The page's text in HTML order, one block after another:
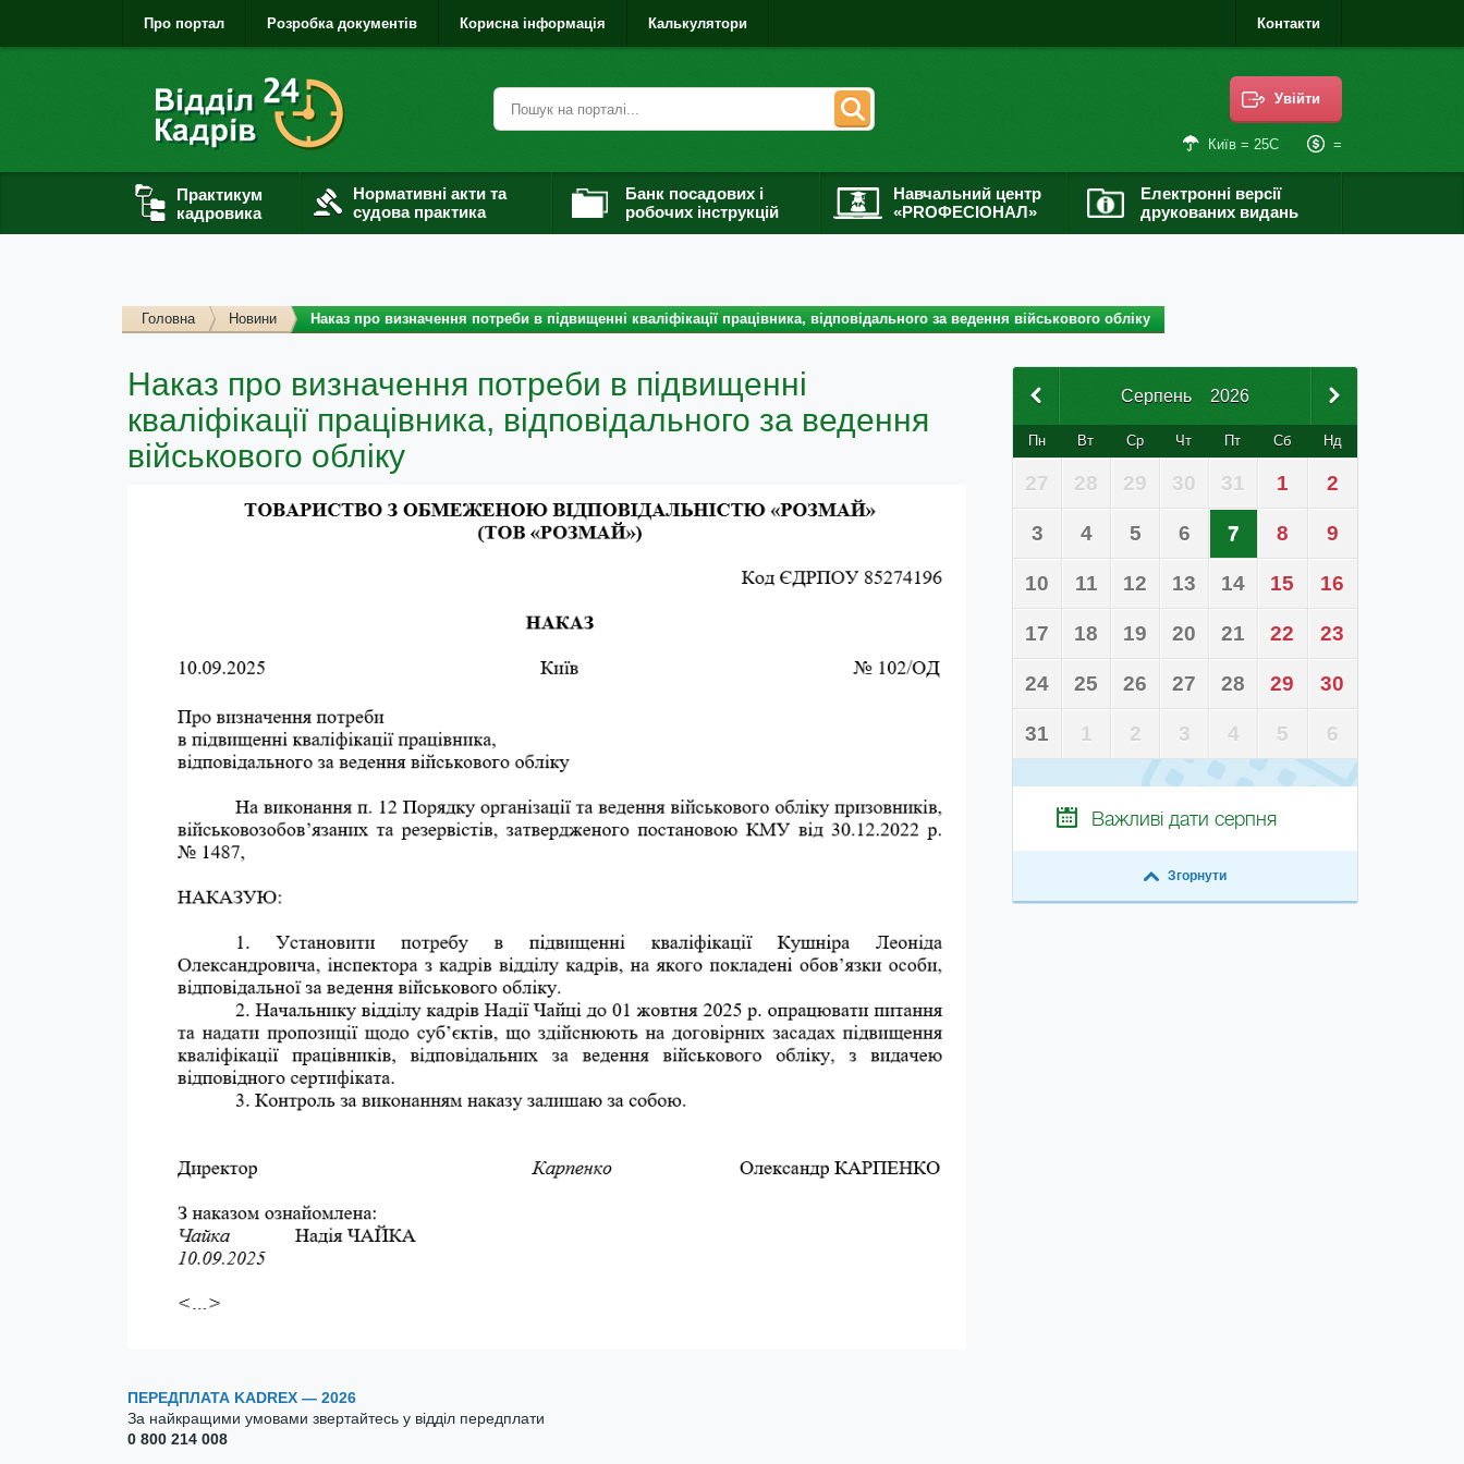
Про портал Розробка документів Корисна інформація Калькулятори Контакти
Увійти
Київ = 25С =
Практикум
кадровика
Нормативні акти та
судова практика
Банк посадових і
робочих інструкцій
Навчальний центр
«PROФЕСІОНАЛ»
Електронні версії
друкованих видань
Головна Новини Наказ про визначення потреби в підвищенні кваліфікації працівника, відповідального за ведення військового обліку
Наказ про визначення потреби в підвищенні
кваліфікації працівника, відповідального за ведення
військового обліку
ПЕРЕДПЛАТА KADREX — 2026
За найкращими умовами звертайтесь у відділ передплати
0 800 214 008
Серпень 2026
Пн Вт Ср Чт Пт Сб Нд
27 28 29 30 31 1 2
3 4 5 6 7 8 9
10 11 12 13 14 15 16
17 18 19 20 21 22 23
24 25 26 27 28 29 30
31 1 2 3 4 5 6
Важливі дати серпня
Згорнути